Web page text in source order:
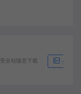
全站随意下载 生成海